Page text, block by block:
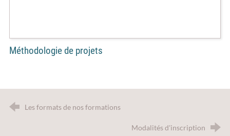
Méthodologie de projets
Les formats de nos formations
Modalités d'inscription